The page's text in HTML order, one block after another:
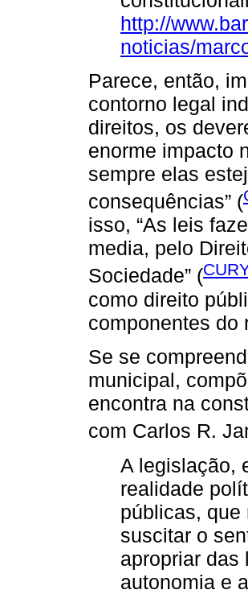
http://
noticias/
Parece, então,
contorno legal
direitos, os
enorme impacto
sempre elas
consequências” (
isso, “As leis
media, pelo
Sociedade” (
como direito
componentes do
Se se
municipal,
encontra na
com Carlos R.
A legislação,
realidade
públicas, que
suscitar o
apropriar das
autonomia e